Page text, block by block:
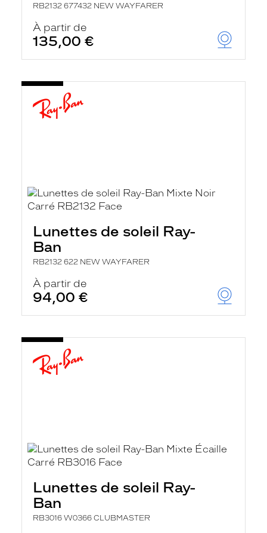
RB2132 677432 NEW WAYFARER
À partir de
135,00 €
Lunettes de soleil Ray-
Ban
RB2132 622 NEW WAYFARER
À partir de
94,00 €
Lunettes de soleil Ray-
Ban
RB3016 W0366 CLUBMASTER